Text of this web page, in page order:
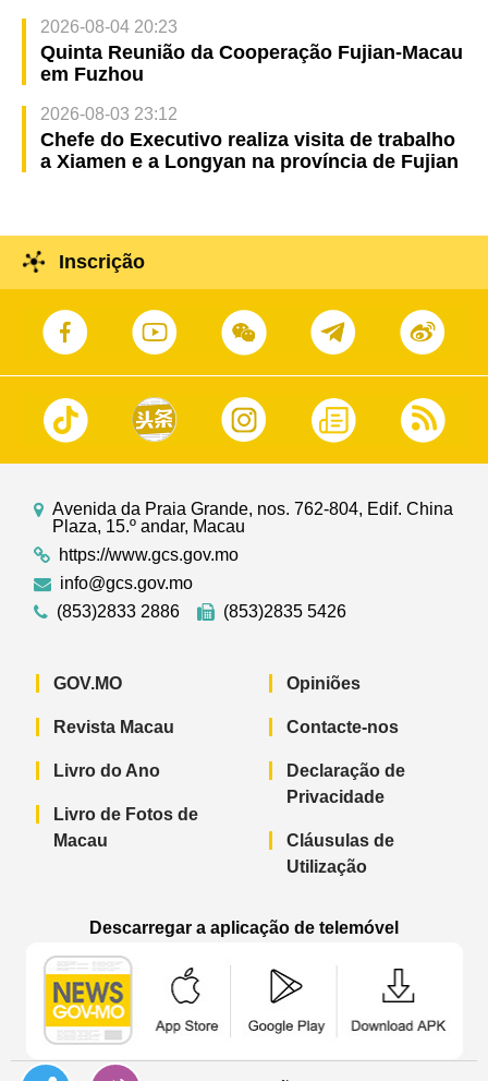
2026-08-04 20:23
Quinta Reunião da Cooperação Fujian-Macau
em Fuzhou
2026-08-03 23:12
Chefe do Executivo realiza visita de trabalho
a Xiamen e a Longyan na província de Fujian
Inscrição
Avenida da Praia Grande, nos. 762-804, Edif. China
Plaza, 15.º andar, Macau
https://www.gcs.gov.mo
info@gcs.gov.mo
(853)2833 2886
(853)2835 5426
GOV.MO
Revista Macau
Livro do Ano
Livro de Fotos de
Macau
Opiniões
Contacte-nos
Declaração de
Privacidade
Cláusulas de
Utilização
Descarregar a aplicação de telemóvel